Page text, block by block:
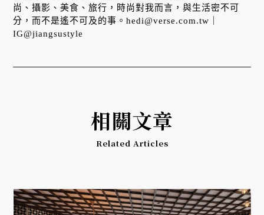
尚、攝影、美食、旅行，時尚對我而言，與生活密不可
分，而不是遙不可及的事。hedi@verse.com.tw｜
IG@jiangsustyle
相關文章
Related Articles